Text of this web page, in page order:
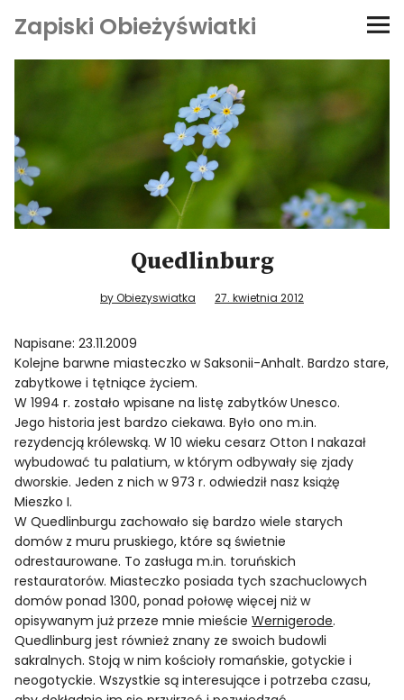
Zapiski Obieżyświatki
Kątem oka
O-fiszki
Niezwyczajne ścianyQuedlinburg
by Obiezyswiatka 27. kwietnia 2012
Napisane: 23.11.2009
Kolejne barwne miasteczko w Saksonii-Anhalt. Bardzo stare,
zabytkowe i tętniące życiem.
W 1994 r. zostało wpisane na listę zabytków Unesco.
Jego historia jest bardzo ciekawa. Było ono m.in.
rezydencją królewską. W 10 wieku cesarz Otton I nakazał
wybudować tu palatium, w którym odbywały się zjady
dworskie. Jeden z nich w 973 r. odwiedził nasz książę
Mieszko I.
W Quedlinburgu zachowało się bardzo wiele starych
domów z muru pruskiego, które są świetnie
odrestaurowane. To zasługa m.in. toruńskich
restauratorów. Miasteczko posiada tych szachuclowych
domów ponad 1300, ponad połowę więcej niż w
opisywanym już przeze mnie mieścieWernigerode.
Quedlinburg jest również znany ze swoich budowli
sakralnych. Stoją w nim kościoły romańskie, gotyckie i
neogotyckie. Wszystkie są interesujące i potrzeba czasu,